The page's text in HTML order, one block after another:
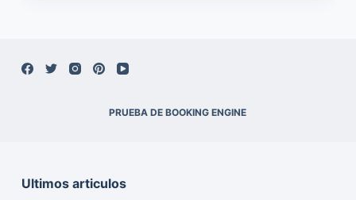
PRUEBA DE BOOKING ENGINE
Ultimos articulos